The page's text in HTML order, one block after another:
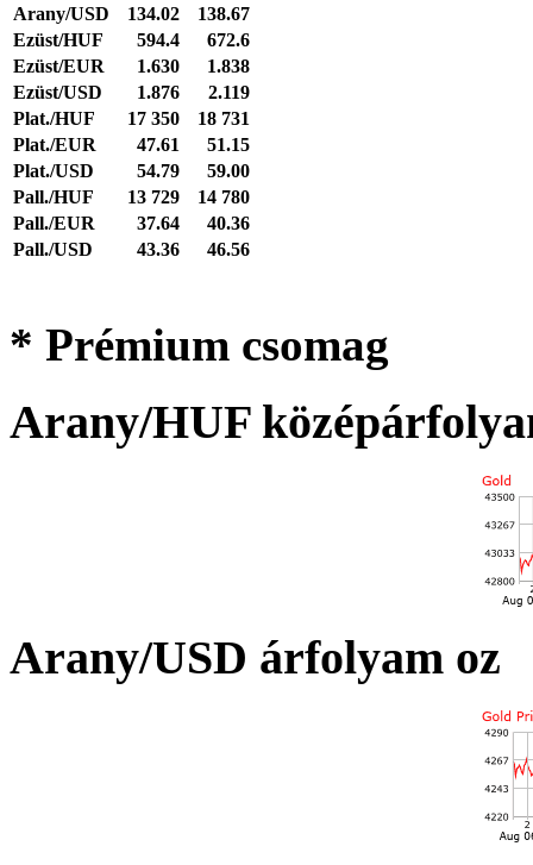
Arany/USD
134.02
138.67
Ezüst/HUF
594.4
672.6
Ezüst/EUR
1.630
1.838
Ezüst/USD
1.876
2.119
Plat./HUF
17 350
18 731
Plat./EUR
47.61
51.15
Plat./USD
54.79
59.00
Pall./HUF
13 729
14 780
Pall./EUR
37.64
40.36
Pall./USD
43.36 46.56
* Prémium csomag
Arany/HUF
Arany/USD árfolyam oz